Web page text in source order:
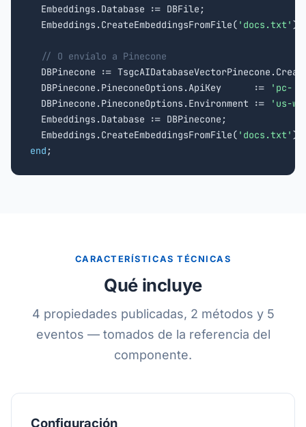
  Embeddings.Database := DBFile;
  Embeddings.CreateEmbeddingsFromFile(
'docs.txt' );
// O envíalo a Pinecone
DBPinecone :=
  DBPinecone.PineconeOptions.ApiKey      :=
'pc-
  DBPinecone.PineconeOptions.Environment :=
'us-
  Embeddings.Database := DBPinecone;
  Embeddings.CreateEmbeddingsFromFile(
'docs.txt'
end ;
CARACTERÍSTICAS TÉCNICAS
Qué incluye
4 propiedades publicadas, 2 métodos y 5
eventos — tomados de la referencia del
componente.
Configuración